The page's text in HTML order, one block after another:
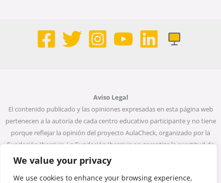
We value your privacy
We use cookies to enhance your browsing experience,
Aviso Legal
El contenido publicado y las opiniones expresadas en esta página web
pertenecen a la autoría de cada centro educativo participante y no tiene
porque reflejar la opinión del proyecto AulaCheck, organizado por la
Fundación Ibercivis. La Fundación Ibercivis no garantiza la exactitud de
todos los datos incluidos en las entradas de la web. Ni la Fundación
Ibercivis ni ninguna persona que actúe en su nombre será considerada
responsable del uso que pueda darse a la información que contiene.